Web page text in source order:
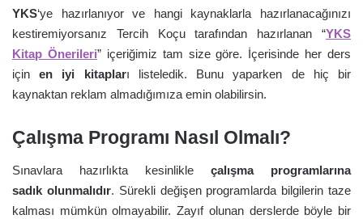
YKS‘ye hazırlanıyor ve hangi kaynaklarla hazırlanacağınızı
kestiremiyorsanız Tercih Koçu tarafından hazırlanan “YKS
Kitap Önerileri” içeriğimiz tam size göre. İçerisinde her ders
içinen iyi kitapları listeledik. Bunu yaparken de hiç bir
kaynaktan reklam almadığımıza emin olabilirsin.
Çalışma Programı Nasıl Olmalı?
Sınavlara hazırlıkta kesinlikle çalışma programlarına
sadık olunmalıdır. Sürekli değişen programlarda bilgilerin taze
kalması mümkün olmayabilir. Zayıf olunan derslerde böyle bir